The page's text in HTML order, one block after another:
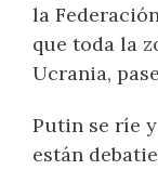
la
que toda la
Ucrania,
Putin se ríe
están